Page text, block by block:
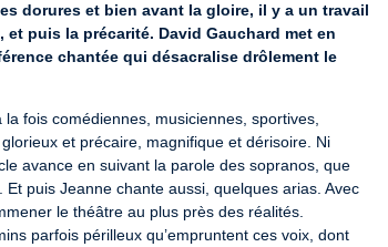
dorures et bien avant la gloire, il y a un travail
puis la précarité. David Gauchard met en
chantée qui désacralise drôlement le
fois comédiennes, musiciennes, sportives,
et précaire, magnifique et dérisoire. Ni
avance en suivant la parole des sopranos, que
puis Jeanne chante aussi, quelques arias. Avec
le théâtre au plus près des réalités.
parfois périlleux qu’empruntent ces voix, dont